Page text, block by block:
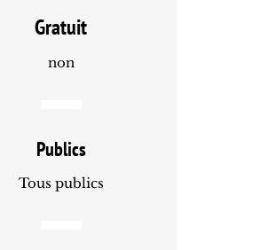
Gratuit
non
Publics
Tous publics